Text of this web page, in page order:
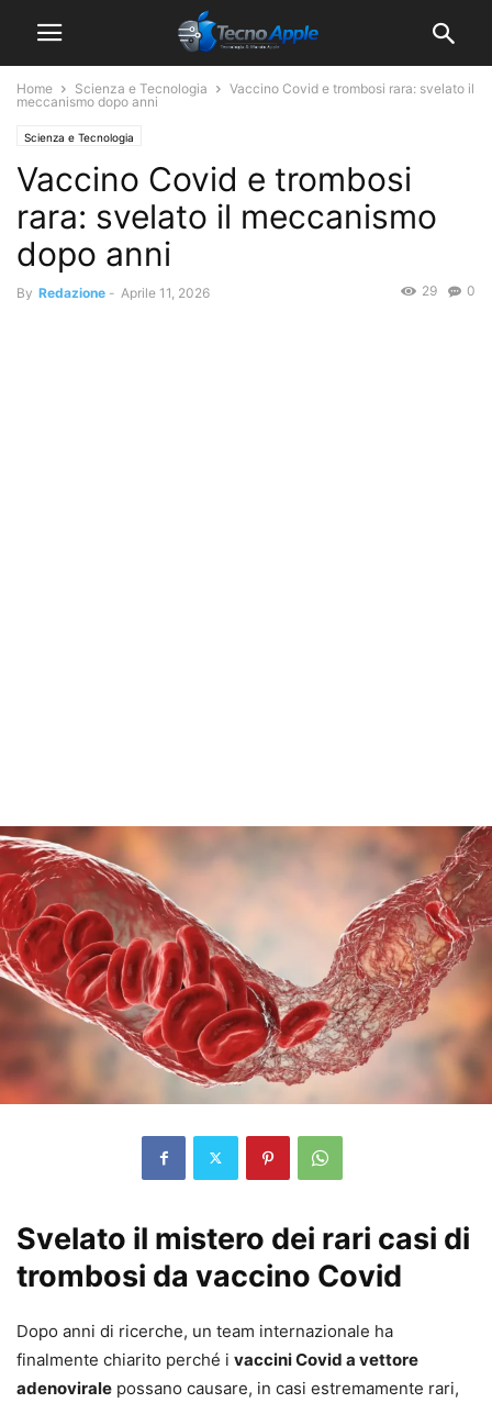
Home Scienza e Tecnologia
Vaccino Covid e trombosi rara: svelato il
meccanismo dopo anni
Scienza e Tecnologia
Vaccino Covid e trombosi
rara: svelato il meccanismo
dopo anni
By Redazione - Aprile 11, 2026 0
29
Svelato il mistero dei rari casi di
trombosi da vaccino Covid
Dopo anni di ricerche, un team internazionale ha
finalmente chiarito perché i vaccini Covid a vettore
adenovirale possano causare, in casi estremamente rari,